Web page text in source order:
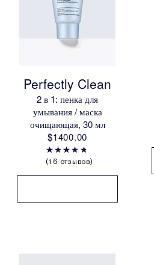
Perfectly Clean
2 в 1: пенка для
умывания / маска
очищающая, 30 мл
$1400.00
16 отзывов